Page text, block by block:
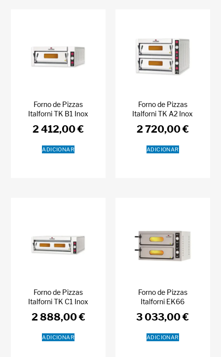
Forno de Pizzas
Italforni TK B1 Inox
2 412,00€
ADICIONAR
Forno de Pizzas
Italforni TK A2 Inox
2 720,00€
ADICIONAR
Forno de Pizzas
Italforni TK C1 Inox
2 888,00€
ADICIONAR
Forno de Pizzas
Italforni EK66
3 033,00€
ADICIONAR